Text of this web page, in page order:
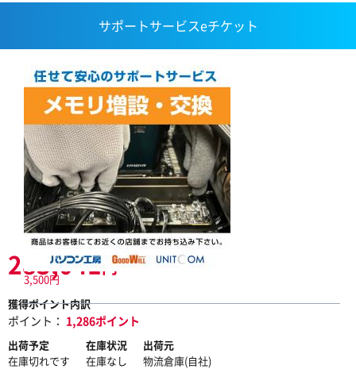
サポートサービスeチケット
3,500円
283,041円
獲得ポイント内訳
ポイント： 1,286ポイント
出荷予定
在庫切れです
在庫状況
在庫なし
出荷元
物流倉庫(自社)